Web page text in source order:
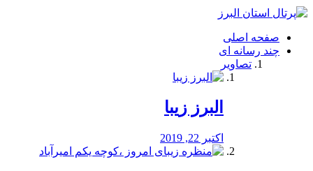
فصد
شرق
تهران
خشکشویی
صفحه اصلی
چند رسانه ای
تصاویر
البرز زیبا
اکتبر 22, 2019